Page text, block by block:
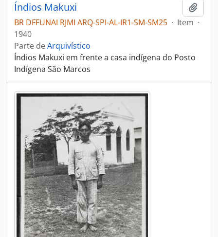
Índios Makuxi
BR DFFUNAI RJMI ARQ-SPI-AL-IR1-SM-SM25 · Item ·
1940
Parte deArquivístico
Índios Makuxi em frente a casa indígena do Posto
Indígena São Marcos